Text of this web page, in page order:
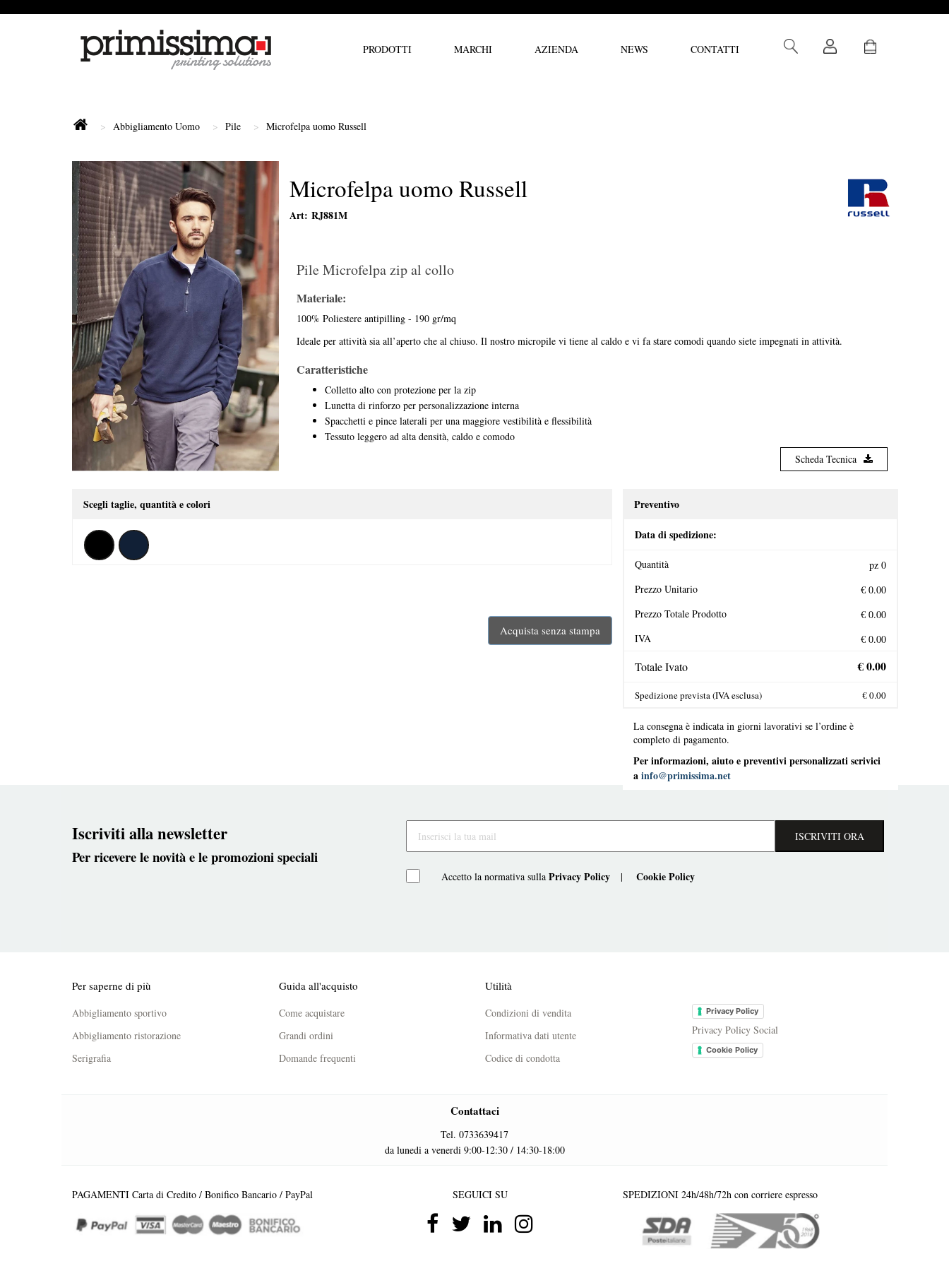
PRODOTTI MARCHI AZIENDA NEWS CONTATTI
Abbigliamento Uomo Pile Microfelpa uomo Russell
Microfelpa uomo Russell
Art: RJ881M
Pile Microfelpa zip al collo
Materiale:
100% Poliestere antipilling - 190 gr/mq
Ideale per attività sia all’aperto che al chiuso. Il nostro micropile vi tiene al caldo e vi fa stare comodi quando siete impegnati in attività.
Caratteristiche
Colletto alto con protezione per la zip
Lunetta di rinforzo per personalizzazione interna
Spacchetti e pince laterali per una maggiore vestibilità e flessibilità
Tessuto leggero ad alta densità, caldo e comodo
Scheda Tecnica
Scegli taglie, quantità e colori
Acquista senza stampa
Preventivo
Data di spedizione:
Quantità
Prezzo Unitario
Prezzo Totale Prodotto
IVA
Totale Ivato
Spedizione prevista (IVA esclusa)
La consegna è indicata in giorni lavorativi se l’ordine è
completo di pagamento.
Per informazioni, aiuto e preventivi personalizzati scrivici
ainfo@primissima.net
Iscriviti alla newsletter
Per ricevere le novità e le promozioni speciali
ISCRIVITI ORA
Accetto la normativa sulla Privacy Policy | Cookie Policy
Per saperne di più
Abbigliamento sportivo
Abbigliamento ristorazione
Serigrafia
Guida all'acquisto
Come acquistare
Grandi ordini
Domande frequenti
Utilità
Condizioni di vendita
Informativa dati utente
Codice di condotta
Privacy Policy
Privacy Policy Social
Cookie Policy
Contattaci
Tel. 0733639417
da lunedi a venerdi 9:00-12:30 / 14:30-18:00
PAGAMENTI Carta di Credito / Bonifico Bancario / PayPal SEGUICI SU SPEDIZIONI 24h/48h/72h con corriere espresso